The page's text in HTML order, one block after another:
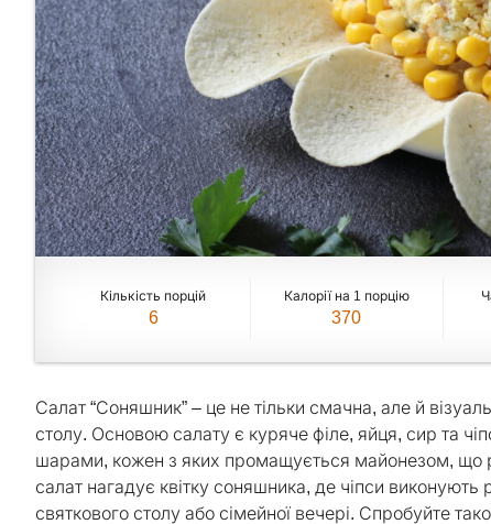
Кількість порцій
6
Калорії на 1 порцію
370
Салат “Соняшник” – це не тільки смачна, але й
столу. Основою салату є куряче філе, яйця, сир та
шарами, кожен з яких промащується майонезом, що
салат нагадує квітку соняшника, де чіпси
святкового столу або сімейної вечері. Спробуйте